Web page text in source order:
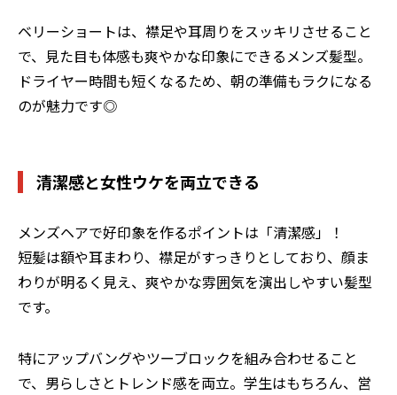
ベリーショートは、襟足や耳周りをスッキリさせること
で、見た目も体感も爽やかな印象にできるメンズ髪型。
ドライヤー時間も短くなるため、朝の準備もラクになる
のが魅力です◎
清潔感と女性ウケを両立できる
メンズヘアで好印象を作るポイントは「清潔感」！
短髪は額や耳まわり、襟足がすっきりとしており、顔ま
わりが明るく見え、爽やかな雰囲気を演出しやすい髪型
です。
特にアップバングやツーブロックを組み合わせること
で、男らしさとトレンド感を両立。学生はもちろん、営